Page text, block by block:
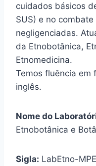
cuidados básicos
SUS) e no
negligenciadas.
da Etnobotânica,
Etnomedicina.
Temos fluência em
inglês.
Nome do
Etnobotânica e
Sigla: LabEtno-